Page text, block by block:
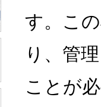
す。こ
り、管
ことが